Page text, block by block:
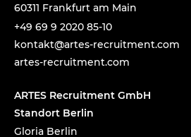
60311 Frankfurt am Main
+49 69 9 2020 85-10
moc.t
nemti
urcer
-setr
a@tka
tnok
artes-recruitment.com
ARTES Recruitment GmbH
Standort Berlin
Gloria Berlin